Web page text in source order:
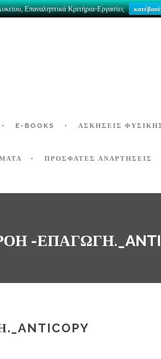
Επαναληπτικά Κριτήρια-Εργασίες
E-BOOKS ΑΣΚΉΣΕΙΣ
ΠΡΟΣΦΑΤΕΣ ΑΝΑΡΤΗΣΕΙΣ
-